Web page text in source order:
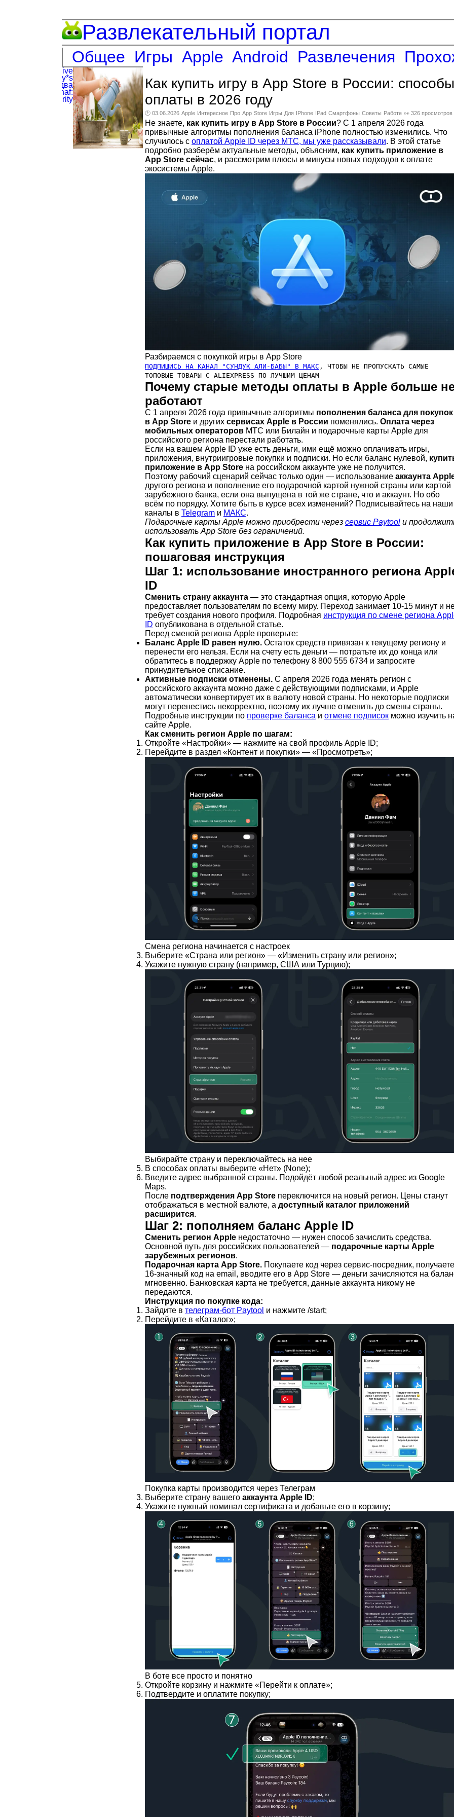
Развлекательный портал
Общее Игры Apple Android Развлечения
Как купить игру в App Store в России: способы
оплаты в 2026 году
🕑 03.06.2026 Apple Интересное Про App Store Игры Для IPhone IPad Смартфоны Советы Работе 👀 326 просмотров
Не знаете, как купить игру в App Store в России? С 1 апреля 2026 года
привычные алгоритмы пополнения баланса iPhone полностью изменились. Что
случилось с оплатой Apple ID через МТС, мы уже рассказывали. В этой статье
подробно разберём актуальные методы, объясним, как купить приложение в
App Store сейчас, и рассмотрим плюсы и минусы новых подходов к оплате
экосистемы Apple.
Разбираемся с покупкой игры в App Store
ПОДПИШИСЬ НА КАНАЛ "СУНДУК АЛИ-БАБЫ" В МАКС , ЧТОБЫ НЕ ПРОПУСКАТЬ САМЫЕ
ТОПОВЫЕ ТОВАРЫ С ALIEXPRESS ПО ЛУЧШИМ ЦЕНАМ
Почему старые методы оплаты в Apple больше
работают
С 1 апреля 2026 года привычные алгоритмы пополнения баланса для покупок
в App Store и других сервисах Apple в России поменялись. Оплата через
мобильных операторов МТС или Билайн и подарочные карты Apple для
российского региона перестали работать.
Если на вашем Apple ID уже есть деньги, ими ещё можно оплачивать игры,
приложения, внутриигровые покупки и подписки. Но если баланс нулевой,
приложение в App Store на российском аккаунте уже не получится.
Поэтому рабочий сценарий сейчас только один — использование аккаунта
другого региона и пополнение его подарочной картой нужной страны или картой
зарубежного банка, если она выпущена в той же стране, что и аккаунт. Но обо
всём по порядку. Хотите быть в курсе всех изменений? Подписывайтесь на наши
каналы в Telegram и МАКС.
Подарочные карты Apple можно приобрести через сервис Paytool и
использовать App Store без ограничений.
Как купить приложение в App Store в России:
пошаговая инструкция
Шаг 1: использование иностранного региона
ID
Сменить страну аккаунта — это стандартная опция, которую Apple
предоставляет пользователям по всему миру. Переход занимает 10-15 минут и
требует создания нового профиля. Подробная инструкция по смене региона
ID опубликована в отдельной статье.
Перед сменой региона Apple проверьте:
Баланс Apple ID равен нулю. Остаток средств привязан к текущему региону и
перенести его нельзя. Если на счету есть деньги — потратьте их до конца или
обратитесь в поддержку Apple по телефону 8 800 555 6734 и запросите
принудительное списание.
Активные подписки отменены. С апреля 2026 года менять регион с
российского аккаунта можно даже с действующими подписками, и Apple
автоматически конвертирует их в валюту новой страны. Но некоторые подписки
могут перенестись некорректно, поэтому их лучше отменить до смены страны.
Подробные инструкции по проверке баланса и отмене подписок можно изучить
сайте Apple.
Как сменить регион Apple по шагам:
Откройте «Настройки» — нажмите на свой профиль Apple ID;
Перейдите в раздел «Контент и покупки» — «Просмотреть»;
Смена региона начинается с настроек
Выберите «Страна или регион» — «Изменить страну или регион»;
Укажите нужную страну (например, США или Турцию);
Выбирайте страну и переключайтесь на нее
В способах оплаты выберите «Нет» (None);
Введите адрес выбранной страны. Подойдёт любой реальный адрес из Google
Maps.
После подтверждения App Store переключится на новый регион. Цены станут
отображаться в местной валюте, а доступный каталог приложений
расширится.
Шаг 2: пополняем баланс Apple ID
Сменить регион Apple недостаточно — нужен способ зачислить средства.
Основной путь для российских пользователей — подарочные карты Apple
зарубежных регионов.
Подарочная карта App Store. Покупаете код через сервис-посредник, получаете
16-значный код на email, вводите его в App Store — деньги зачисляются на
мгновенно. Банковская карта не требуется, данные аккаунта никому не
передаются.
Инструкция по покупке кода:
Зайдите в телеграм-бот Paytool и нажмите /start;
Перейдите в «Каталог»;
Покупка карты производится через Телеграм
Выберите страну вашего аккаунта Apple ID;
Укажите нужный номинал сертификата и добавьте его в корзину;
В боте все просто и понятно
Откройте корзину и нажмите «Перейти к оплате»;
Подтвердите и оплатите покупку;